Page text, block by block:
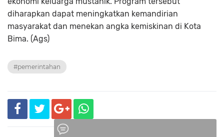
diharapkan dapat meningkatkan kemandirian
masyarakat dan menekan angka kemiskinan di Kota
Bima. (Ags)
#pemerintahan